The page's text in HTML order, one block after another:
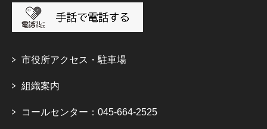
市役所アクセス・駐車場
組織案内
コールセンター：045-664-2525